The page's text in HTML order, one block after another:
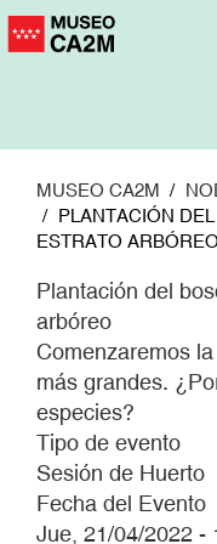
Pasar
MUSEO CA2M
PLANTACIÓN
ESTRATO ARBÓREO
Plantación del
arbóreo
Comenzaremos
más grandes.
especies?
Tipo de evento
Sesión de Huerto
Fecha del Evento
Jue, 21/04/2022 -